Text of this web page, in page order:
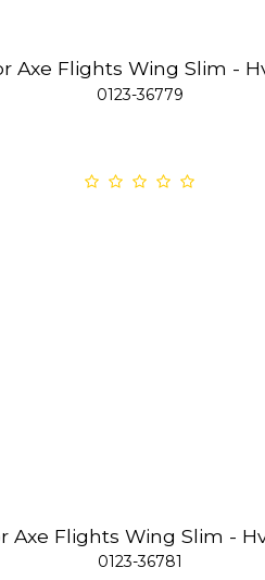
Axe Flights Wing Slim -
0123-36779
Axe Flights Wing Slim -
0123-36781